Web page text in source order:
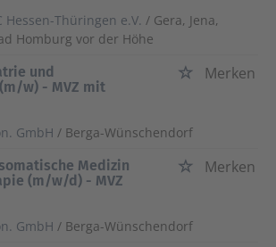
Hessen-Thüringen e.V. / Gera, Jena,
Homburg vor der Höhe
und
w) - MVZ mit
Merken
GmbH / Berga-Wünschendorf
Medizin
(m/w/d) - MVZ
Merken
GmbH / Berga-Wünschendorf